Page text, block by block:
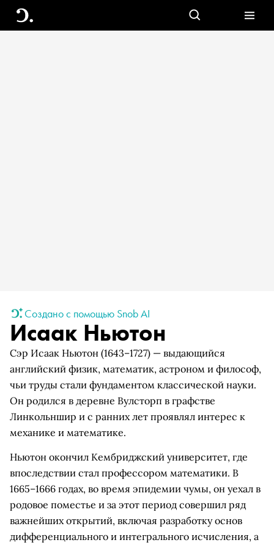
Создано с помощью Snob AI
Исаак Ньютон
Сэр Исаак Ньютон (1643–1727) — выдающийся
английский физик, математик, астроном и философ,
чьи труды стали фундаментом классической науки.
Он родился в деревне Вулсторп в графстве
Линкольншир и с ранних лет проявлял интерес к
механике и математике.
Ньютон окончил Кембриджский университет, где
впоследствии стал профессором математики. В
1665–1666 годах, во время эпидемии чумы, он уехал в
родовое поместье и за этот период совершил ряд
важнейших открытий, включая разработку основ
дифференциального и интегрального исчисления, а